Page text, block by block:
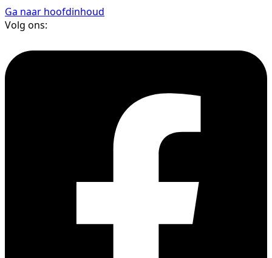
Ga naar hoofdinhoud
Volg ons: